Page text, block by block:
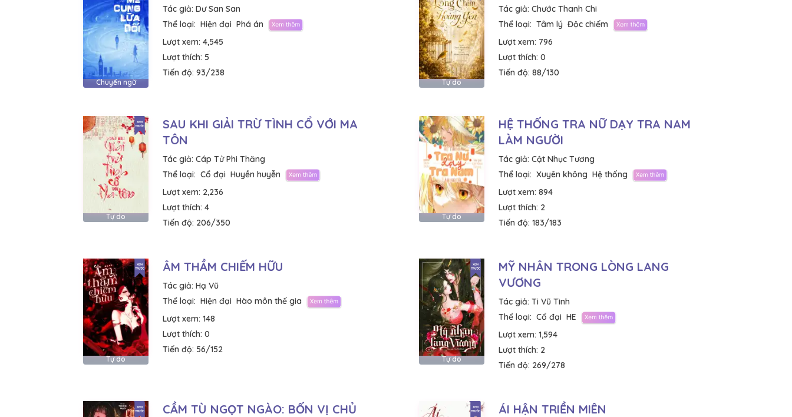
Chuyển ngữ
Tác giả: Dư San San
Thể loại: Hiện đại Phá án
Lượt xem: 4,545
Lượt thích: 5
Tiến độ: 93/238
Tự do
Tác giả: Chước Thanh Chi
Thể loại: Tâm lý Độc chiếm
Lượt xem: 796
Lượt thích: 0
Tiến độ: 88/130
Tự do
SAU KHI GIẢI TRỪ TÌNH CỔ VỚI MA
TÔN
Tác giả: Cáp Tử Phi Thăng
Thể loại: Cổ đại Huyền huyễn
Lượt xem: 2,236
Lượt thích: 4
Tiến độ: 206/350
Tự do
HỆ THỐNG TRA NỮ DẠY TRA NAM
LÀM NGƯỜI
Tác giả: Cật Nhục Tương
Thể loại: Xuyên không Hệ thống
Lượt xem: 894
Lượt thích: 2
Tiến độ: 183/183
Tự do
ÂM THẦM CHIẾM HỮU
Tác giả: Hạ Vũ
Thể loại: Hiện đại Hào môn thế gia
Lượt xem: 148
Lượt thích: 0
Tiến độ: 56/152
Tự do
MỸ NHÂN TRONG LÒNG LANG
VƯƠNG
Tác giả: Ti Vũ Tình
Thể loại: Cổ đại HE
Lượt xem: 1,594
Lượt thích: 2
Tiến độ: 269/278
CẦM TÙ NGỌT NGÀO: BỐN VỊ CHỦ
ÁI HẬN TRIỀN MIÊN